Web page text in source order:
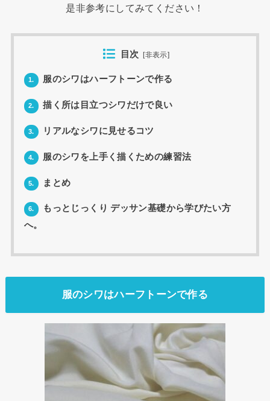
是非参考にしてみてください！
目次 [非表示]
1. 服のシワはハーフトーンで作る
2. 描く所は目立つシワだけで良い
3. リアルなシワに見せるコツ
4. 服のシワを上手く描くための練習法
5. まとめ
6.
もっとじっくり デッサン基礎から学びたい方
へ。
服のシワはハーフトーンで作る